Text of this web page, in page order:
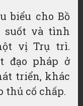
biểu cho Bồ
suốt và tình
vị Trụ trì.
đạo pháp ở
triển, khác
thủ cố chấp.